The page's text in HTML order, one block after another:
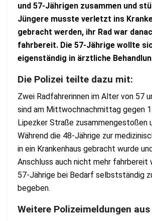
und 57-Jährigen zusammen und
Jüngere musste verletzt ins
gebracht werden, ihr Rad war
fahrbereit. Die 57-Jährige wollte
eigenständig in ärztliche
Die Polizei teilte dazu mit:
Zwei Radfahrerinnen im Alter von 57
sind am Mittwochnachmittag gegen
Lipezker Straße zusammengestoßen
Während die 48-Jährige zur
in ein Krankenhaus gebracht wurde
Anschluss auch nicht mehr fahrbereit
57-Jährige bei Bedarf selbstständig
begeben.
Weitere Polizeimeldungen